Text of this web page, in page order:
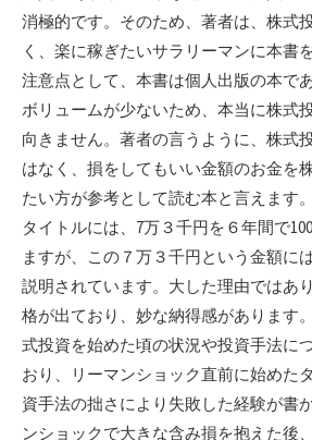
消極的です。そのため、著者は、株式
く、楽に稼ぎたいサラリーマンに本書
注意点として、本書は個人出版の本で
ボリュームが少ないため、本当に株式
向きません。著者の言うように、株式
はなく、損をしてもいい金額のお金を
たい方が参考として読む本と言えます。
タイトルには、7万３千円を６年間で
ますが、この７万３千円という金額に
説明されています。大した理由ではあ
格が出ており、妙な納得感があります
式投資を始めた頃の状況や投資手法に
おり、リーマンショック直前に始めた
資手法の拙さにより失敗した経験が書
ンショックで大きな含み損を抱えた後